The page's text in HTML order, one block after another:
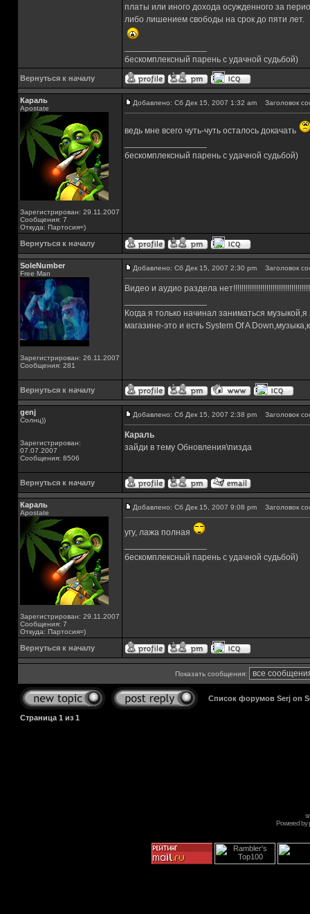
платы или иного дохода осужденного за
либо лишением свободы на срок до пяти лет.
бескомплексный парень с удачной судьбой)
Вернуться к началу
Караль
Apostate
Зарегистрирован: 29.11.2007
Сообщения: 7
Откуда: Партосия=)
Добавлено: Сб Дек 15, 2007 1:32 am Заголовок
ведь мне всего чуть-чуть осталось докачать
бескомплексный парень с удачной судьбой)
Вернуться к началу
SoleNumber
Free Man
Зарегистрирован: 26.11.2007
Сообщения: 281
Добавлено: Сб Дек 15, 2007 2:30 pm Заголовок
Видео и аудио раздела
Когда я только начинал заниматься
магазине-это и есть System Of A
Вернуться к началу
genj
Солнц))
Зарегистрирован:
07.07.2007
Сообщения: 8506
Добавлено: Сб Дек 15, 2007 2:38 pm Заголовок
Караль
зайди в тему Обновления\пизда
Вернуться к началу
Караль
Apostate
Зарегистрирован: 29.11.2007
Сообщения: 7
Откуда: Партосия=)
Добавлено: Сб Дек 15, 2007 9:08 pm Заголовок
угу, лажа полная
бескомплексный парень с удачной судьбой)
Вернуться к началу
Показать сообщения:
Список форумов Serj on
Страница 1 из 1
Powered by